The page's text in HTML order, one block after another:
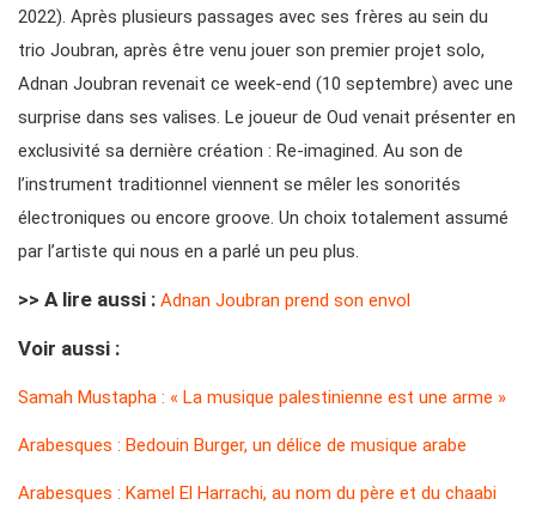
2022). Après plusieurs passages avec ses frères au sein du
trio Joubran, après être venu jouer son premier projet solo,
Adnan Joubran revenait ce week-end (10 septembre) avec une
surprise dans ses valises. Le joueur de Oud venait présenter en
exclusivité sa dernière création : Re-imagined. Au son de
l’instrument traditionnel viennent se mêler les sonorités
électroniques ou encore groove. Un choix totalement assumé
par l’artiste qui nous en a parlé un peu plus.
>> A lire aussi : Adnan Joubran prend son envol
Voir aussi :
Samah Mustapha : « La musique palestinienne est une arme »
Arabesques : Bedouin Burger, un délice de musique arabe
Arabesques : Kamel El Harrachi, au nom du père et du chaabi